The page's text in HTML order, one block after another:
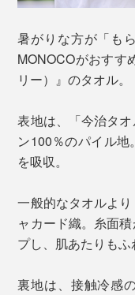
暑がりな方が「も
MONOCOがおす
リー）』のタオル。
表地は、「今治タ
ン100％のパイル
を吸収。
一般的なタオルよ
ャカード織。糸面
プし、肌あたりもふ
裏地は、接触冷感